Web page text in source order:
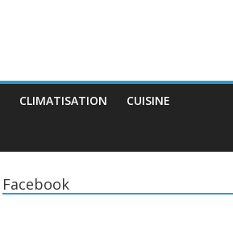
CLIMATISATION CUISINE
Facebook